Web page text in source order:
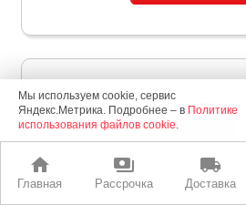
home
Главная
payments
Рассрочка
local_shipping
Доставка
Мы используем cookie, сервис
Яндекс.Метрика. Подробнее – в Политике
использования файлов cookie.